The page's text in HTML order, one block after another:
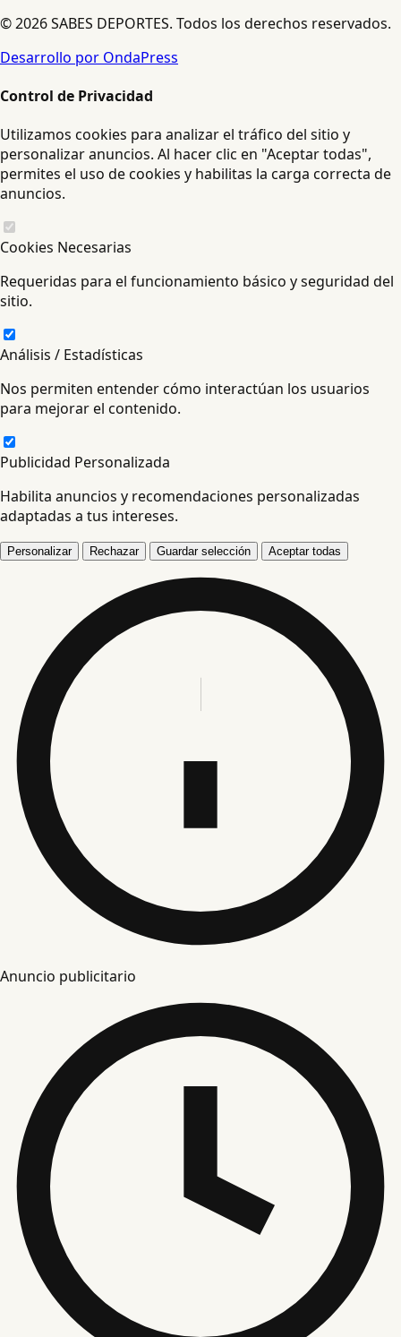
© 2026 SABES DEPORTES. Todos los derechos reservados.
Desarrollo por OndaPress
Control de Privacidad
Utilizamos cookies para analizar el tráfico del sitio y
personalizar anuncios. Al hacer clic en "Aceptar todas",
permites el uso de cookies y habilitas la carga correcta de
anuncios.
Cookies Necesarias
Requeridas para el funcionamiento básico y seguridad del
sitio.
Análisis / Estadísticas
Nos permiten entender cómo interactúan los usuarios
para mejorar el contenido.
Publicidad Personalizada
Habilita anuncios y recomendaciones personalizadas
adaptadas a tus intereses.
Personalizar Rechazar Guardar selección Aceptar todas
Anuncio publicitario